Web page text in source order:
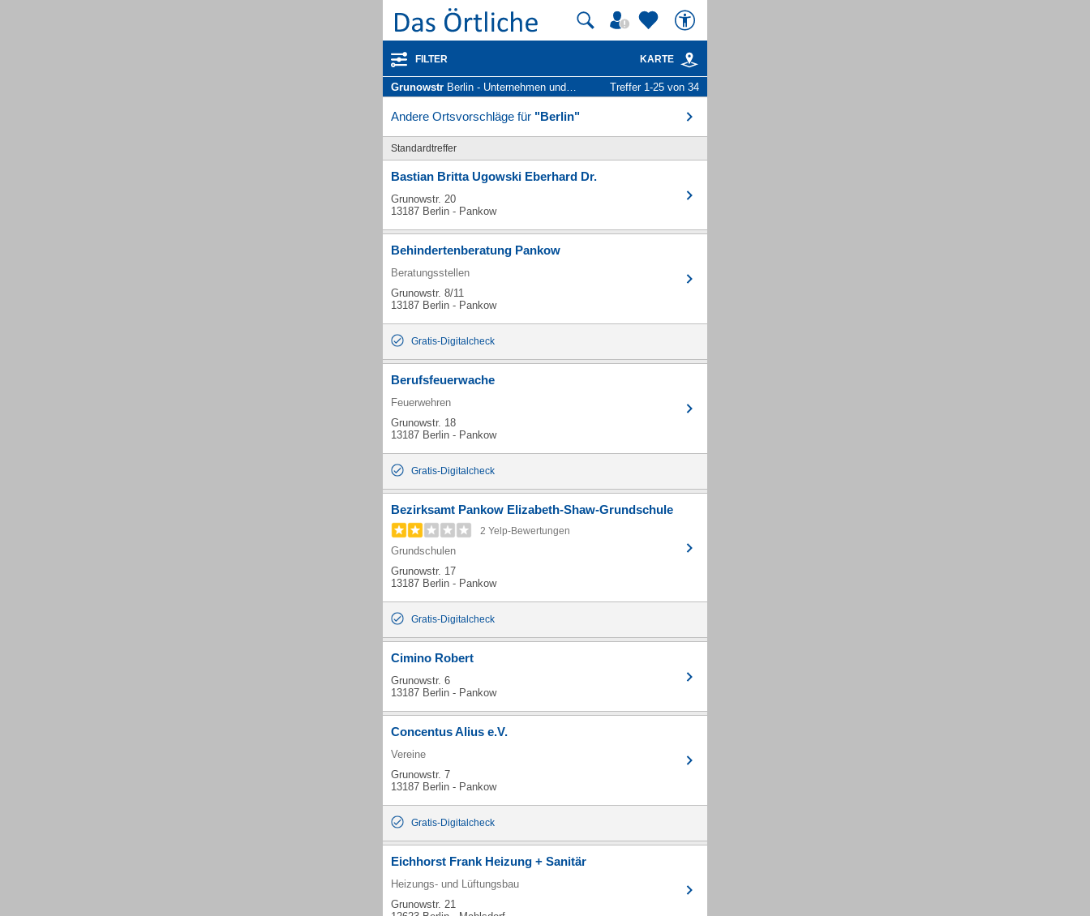
FILTER KARTE
Grunowstr Berlin - Unternehmen und Personen Treffer 1-25 von 34
Andere Ortsvorschläge für "Berlin"
Standardtreffer
Bastian Britta Ugowski Eberhard Dr.
Grunowstr. 20
13187 Berlin - Pankow
Behindertenberatung Pankow
Beratungsstellen
Grunowstr. 8/11
13187 Berlin - Pankow
Gratis-Digitalcheck
Berufsfeuerwache
Feuerwehren
Grunowstr. 18
13187 Berlin - Pankow
Gratis-Digitalcheck
Bezirksamt Pankow Elizabeth-Shaw-Grundschule
2 Yelp-Bewertungen
Grundschulen
Grunowstr. 17
13187 Berlin - Pankow
Gratis-Digitalcheck
Cimino Robert
Grunowstr. 6
13187 Berlin - Pankow
Concentus Alius e.V.
Vereine
Grunowstr. 7
13187 Berlin - Pankow
Gratis-Digitalcheck
Eichhorst Frank Heizung + Sanitär
Heizungs- und Lüftungsbau
Grunowstr. 21